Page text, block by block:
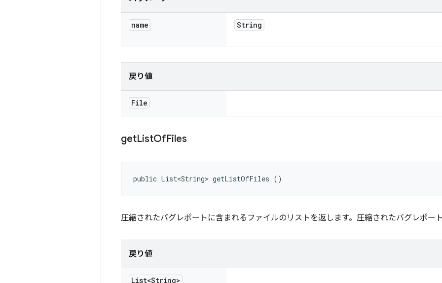
name String
戻り値
File
getListOfFiles
public List<String> getListOfFiles ()
圧縮されたバグレポートに含まれるファイルのリストを返します。圧縮されたバグレポー
戻り値
List<String>